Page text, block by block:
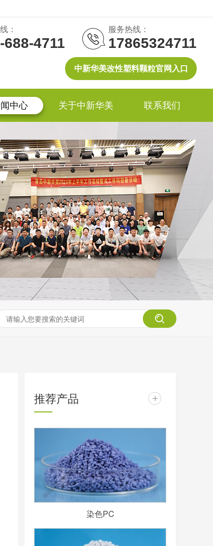
中新华美改性塑料颗粒官网入口
：
688-4711
服务热线：
17865324711
中心 关于中新华美 联系我们
推荐产品 +
染色PC